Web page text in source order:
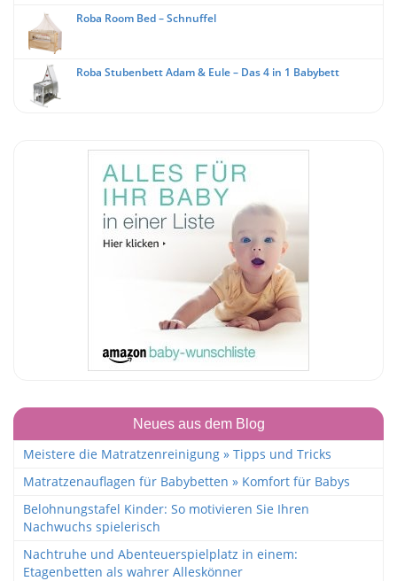
Roba Room Bed – Schnuffel
Roba Stubenbett Adam & Eule – Das 4 in 1 Babybett
Neues aus dem Blog
Meistere die Matratzenreinigung » Tipps und Tricks
Matratzenauflagen für Babybetten » Komfort für Babys
Belohnungstafel Kinder: So motivieren Sie Ihren
Nachwuchs spielerisch
Nachtruhe und Abenteuerspielplatz in einem:
Etagenbetten als wahrer Alleskönner